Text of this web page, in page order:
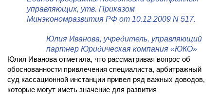
управляющих, утв. Приказом
Минэкономразвития РФ от 10.12.2009 N 517.
Юлия Иванова, учредитель, управляющий
партнер Юридическая компания «ЮКО»
Юлия Иванова отметила, что рассматривая вопрос об
обоснованности привлечения специалиста, арбитражный
суд кассационной инстанции привел ряд важных доводов,
которые могут иметь значение для развития